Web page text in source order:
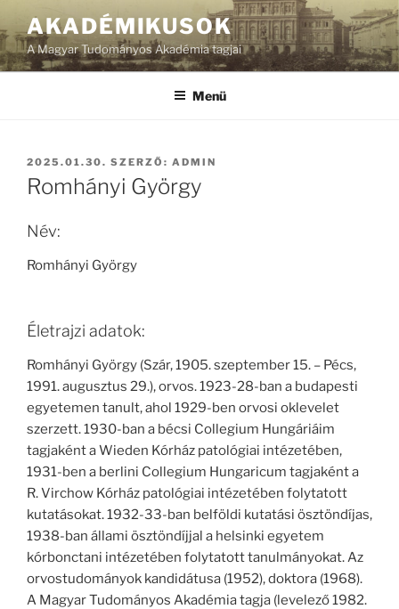
AKADÉMIKUSOK
A Magyar Tudományos Akadémia tagjai
Menü
BEKÜLDVE:
2025.01.30. SZERZŐ: ADMIN
Romhányi György
Név:
Romhányi György
Életrajzi adatok:
Romhányi György (Szár, 1905. szeptember 15. – Pécs,
1991. augusztus 29.), orvos. 1923-28-ban a budapesti
egyetemen tanult, ahol 1929-ben orvosi oklevelet
szerzett. 1930-ban a bécsi Collegium Hungáriáim
tagjaként a Wieden Kórház patológiai intézetében,
1931-ben a berlini Collegium Hungaricum tagjaként a
R. Virchow Kórház patológiai intézetében folytatott
kutatásokat. 1932-33-ban belföldi kutatási ösztöndíjas,
1938-ban állami ösztöndíjjal a helsinki egyetem
kórbonctani intézetében folytatott tanulmányokat. Az
orvostudományok kandidátusa (1952), doktora (1968).
A Magyar Tudományos Akadémia tagja (levelező 1982.